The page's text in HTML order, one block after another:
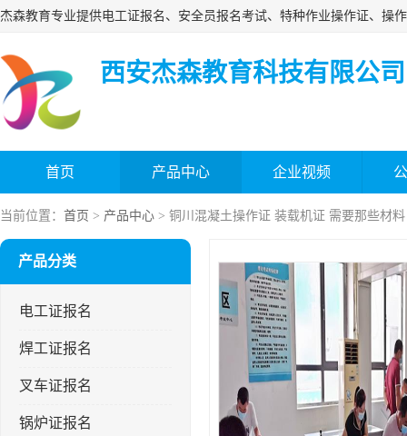
西安杰森教育科技有限公司
首页 产品中心 企业视频
当前位置： 首页 > 产品中心 > 铜川混凝土操作证 装载机证 需要那些材料
产品分类
电工证报名
焊工证报名
叉车证报名
锅炉证报名